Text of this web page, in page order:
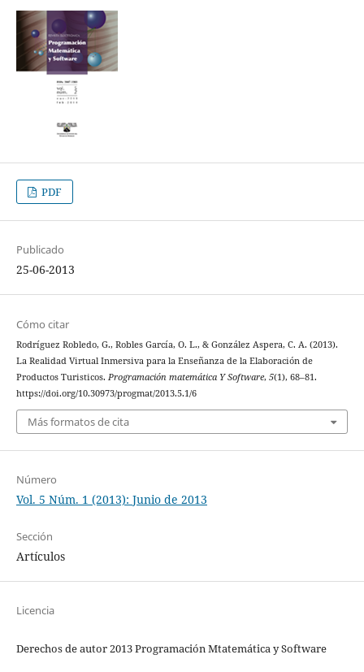
PDF
Publicado
25-06-2013
Cómo citar
Rodríguez Robledo, G., Robles García, O. L., & González Aspera, C. A. (2013).
La Realidad Virtual Inmersiva para la Enseñanza de la Elaboración de
Productos Turisticos. Programación matemática Y Software, 5(1), 68–81.
https://doi.org/10.30973/progmat/2013.5.1/6
Más formatos de cita
Número
Vol. 5 Núm. 1 (2013): Junio de 2013
Sección
Artículos
Licencia
Derechos de autor 2013 Programación Mtatemática y Software